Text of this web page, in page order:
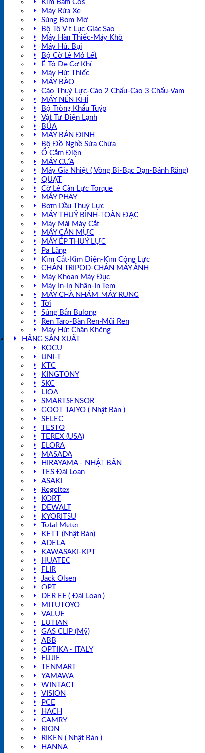
Kìm Bấm Cos
Máy Rửa Xe
Súng Bơm Mỡ
Bộ Tô Vít Lục Giác Sao
Máy Hàn Thiếc-Máy Khò
Máy Hút Bụi
Bộ Cờ Lê Mỏ Lết
Ê Tô Đe Cơ Khí
Máy Hút Thiếc
MÁY BÀO
Cảo Thuỷ Lực-Cảo 2 Chấu-Cảo 3 Chấu-Vam
MÁY NÉN KHÍ
Bộ Tròng Khẩu Tuýp
Vật Tư Điện Lạnh
BÚA
MÁY BẮN ĐINH
Bộ Đồ Nghề Sửa Chữa
Ổ Cắm Điện
MÁY CƯA
Máy Gia Nhiệt ( Vòng Bi-Bạc Đạn-Bánh Răng)
QUẠT
Cờ Lê Cân Lực Torque
MÁY PHAY
Bơm Dầu Thuỷ Lực
MÁY THUỶ BÌNH-TOÀN ĐẠC
Máy Mài Máy Cắt
MÁY CÂN MỰC
MÁY ÉP THUỶ LỰC
Pa Lăng
Kìm Cắt-Kìm Điện-Kìm Cộng Lực
CHÂN TRIPOD-CHÂN MÁY ẢNH
Máy Khoan Máy Đục
Máy In-In Nhãn-In Tem
MÁY CHÀ NHÁM-MÁY RUNG
Tời
Súng Bắn Bulong
Ren Taro-Bàn Ren-Mũi Ren
Máy Hút Chân Không
HÃNG SẢN XUẤT
KOCU
UNI-T
KTC
KINGTONY
SKC
LIOA
SMARTSENSOR
GOOT TAIYO ( Nhật Bản )
SELEC
TESTO
TEREX (USA)
ELORA
MASADA
HIRAYAMA - NHẬT BẢN
TES Đài Loan
ASAKI
Regeltex
KORT
DEWALT
KYORITSU
Total Meter
KETT (Nhật Bản)
ADELA
KAWASAKI-KPT
HUATEC
FLIR
Jack Olsen
OPT
DER EE ( Đài Loan )
MITUTOYO
VALUE
LUTIAN
GAS CLIP (Mỹ)
ABB
OPTIKA - ITALY
FUJIE
TENMART
YAMAWA
WINTACT
VISION
PCE
HACH
CAMRY
RION
RIKEN ( Nhật Bản )
HANNA